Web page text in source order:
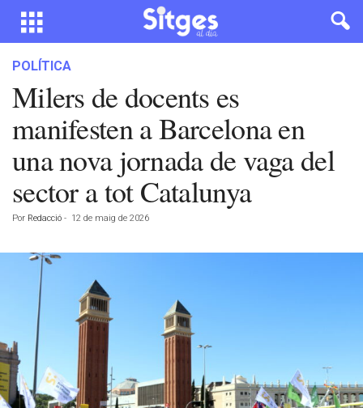
POLÍTICA
Milers de docents es
manifesten a Barcelona en
una nova jornada de vaga del
sector a tot Catalunya
Por Redacció - 12 de maig de 2026